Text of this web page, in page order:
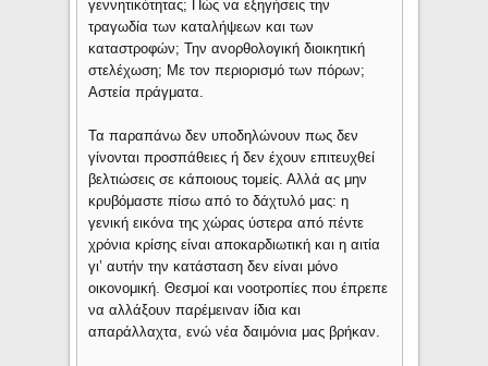
γεννητικότητας; Πώς να εξηγήσεις την
τραγωδία των καταλήψεων και των
καταστροφών; Την ανορθολογική διοικητική
στελέχωση; Με τον περιορισμό των πόρων;
Αστεία πράγματα.
Τα παραπάνω δεν υποδηλώνουν πως δεν
γίνονται προσπάθειες ή δεν έχουν επιτευχθεί
βελτιώσεις σε κάποιους τομείς. Αλλά ας μην
κρυβόμαστε πίσω από το δάχτυλό μας: η
γενική εικόνα της χώρας ύστερα από πέντε
χρόνια κρίσης είναι αποκαρδιωτική και η αιτία
γι’ αυτήν την κατάσταση δεν είναι μόνο
οικονομική. Θεσμοί και νοοτροπίες που έπρεπε
να αλλάξουν παρέμειναν ίδια και
απαράλλαχτα, ενώ νέα δαιμόνια μας βρήκαν.